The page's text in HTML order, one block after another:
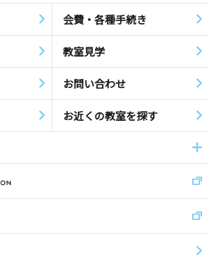
会費・各種手続き
教室見学
お問い合わせ
お近くの教室を探す